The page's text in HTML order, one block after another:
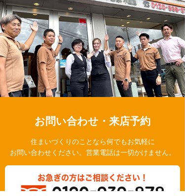
お問い合わせ・来店予約
住まいづくりのことなら何でもお気軽に
お問い合わせください。営業電話は一切かけません。
お急ぎの方はご相談ください！